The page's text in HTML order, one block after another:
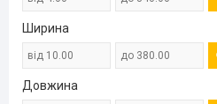
Ширина
Довжина